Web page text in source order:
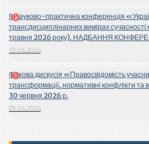
ІІ Науково-практична конференція
трансдисциплінарних вимірах
травня 2026 року). НАДБАННЯ
10.06.2026
Фахова дискусія «Правосвідомість
трансформації, нормативні конфлікти та
30 червня 2026 р.
09.06.2026